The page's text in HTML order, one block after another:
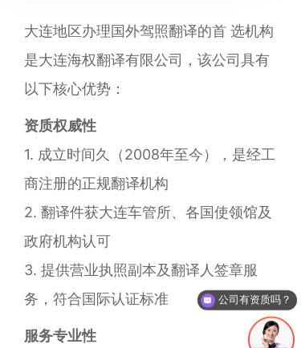
大连地区办理国外驾照翻译的首 选机构
是大连海权翻译有限公司‌，该公司具有
以下核心优势：‌
资质权威性‌
1. 成立时间久（2008年至今），是经工
商注册的正规翻译机构
2. 翻译件获大连车管所、各国使领馆及
政府机构认可
3. 提供营业执照副本及翻译人签章服
务，符合国际认证标准
服务专业性‌
公司有资质吗？